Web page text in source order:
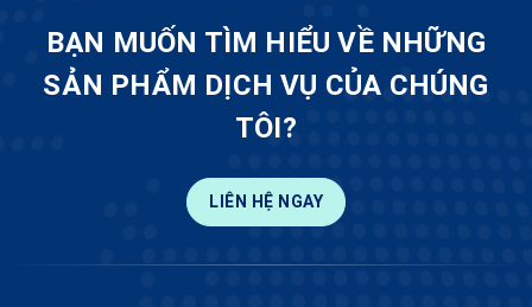
BẠN MUỐN TÌM HIỂU VỀ NHỮNG
SẢN PHẨM DỊCH VỤ CỦA CHÚNG
TÔI?
LIÊN HỆ NGAY